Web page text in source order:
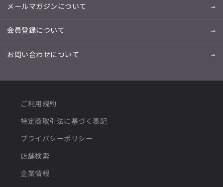
メールマガジンについて
会員登録について
お問い合わせについて
ご利用規約
特定商取引法に基づく表記
プライバシーポリシー
店舗検索
企業情報